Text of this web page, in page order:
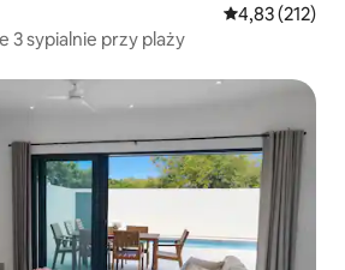
Średnia
4,83 (212)
3 sypialnie przy plaży
Wybór gości